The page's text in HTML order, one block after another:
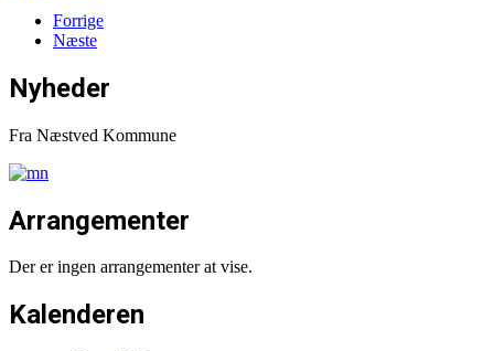
Forrige
Næste
Nyheder
Fra Næstved Kommune
Arrangementer
Der er ingen arrangementer at vise.
Kalenderen